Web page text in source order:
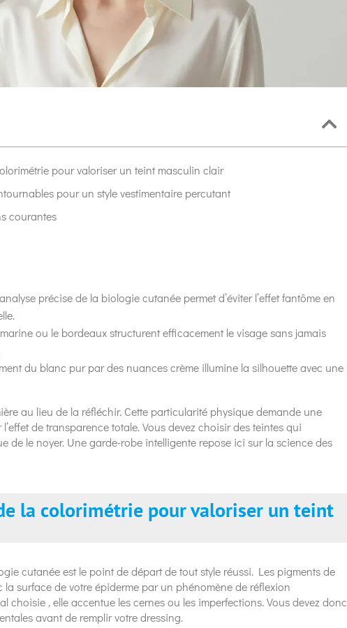
pour valoriser un teint masculin clair
pour un style vestimentaire percutant
courantes
précise de la biologie cutanée permet d’éviter l’effet fantôme en
ou le bordeaux structurent efficacement le visage sans jamais
du blanc pur par des nuances crème illumine la silhouette avec une
au lieu de la réfléchir. Cette particularité physique demande une
de transparence totale. Vous devez choisir des teintes qui
de le noyer. Une garde-robe intelligente repose ici sur la science des
la colorimétrie pour valoriser un teint
cutanée est le point de départ de tout style réussi. Les pigments de
la surface de votre épiderme par un phénomène de réflexion
choisie , elle accentue les cernes ou les imperfections. Vous devez donc
avant de remplir votre dressing.